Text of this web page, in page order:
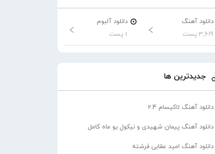
دانلود آهنگ
3,619 پست
دانلود آلبوم
1 پست
جدیدترین ها
دانلود آهنگ لاکیسام 2.4
دانلود آهنگ پیمان شهیدی و نیکول یو ماه کامل
دانلود آهنگ امید عقابی فرشته